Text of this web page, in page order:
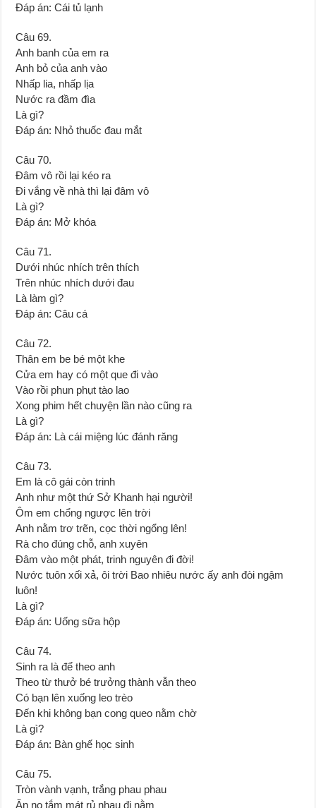
Đáp án: Cái tủ lạnh
Câu 69.
Anh banh của em ra
Anh bỏ của anh vào
Nhấp lia, nhấp lịa
Nước ra đầm đìa
Là gì?
Đáp án: Nhỏ thuốc đau mắt
Câu 70.
Đâm vô rồi lại kéo ra
Đi vắng về nhà thì lại đâm vô
Là gì?
Đáp án: Mở khóa
Câu 71.
Dưới nhúc nhích trên thích
Trên nhúc nhích dưới đau
Là làm gì?
Đáp án: Câu cá
Câu 72.
Thân em be bé một khe
Cửa em hay có một que đi vào
Vào rồi phun phụt tào lao
Xong phim hết chuyện lần nào cũng ra
Là gì?
Đáp án: Là cái miệng lúc đánh răng
Câu 73.
Em là cô gái còn trinh
Anh như một thứ Sở Khanh hại người!
Ôm em chổng ngược lên trời
Anh nằm trơ trẽn, cọc thời ngổng lên!
Rà cho đúng chỗ, anh xuyên
Đâm vào một phát, trinh nguyên đi đời!
Nước tuôn xối xả, ôi trời Bao nhiêu nước ấy anh đòi ngậm
luôn!
Là gì?
Đáp án: Uống sữa hộp
Câu 74.
Sinh ra là để theo anh
Theo từ thưở bé trưởng thành vẫn theo
Có bạn lên xuống leo trèo
Đến khi không bạn cong queo nằm chờ
Là gì?
Đáp án: Bàn ghế học sinh
Câu 75.
Tròn vành vạnh, trắng phau phau
Ăn no tắm mát rủ nhau đi nằm